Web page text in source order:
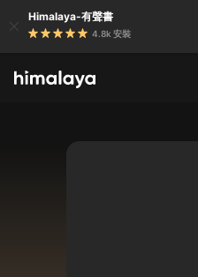
Himalaya-有聲書
4.8k 安裝